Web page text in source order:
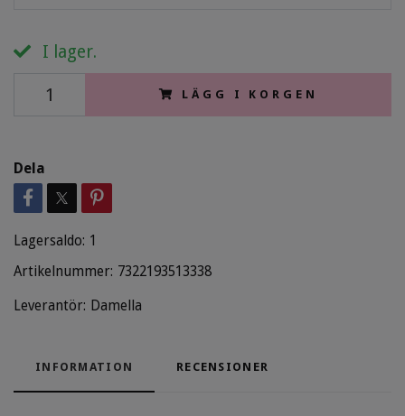
I lager.
LÄGG I KORGEN
Dela
Lagersaldo: 1
Artikelnummer: 7322193513338
Leverantör: Damella
INFORMATION RECENSIONER